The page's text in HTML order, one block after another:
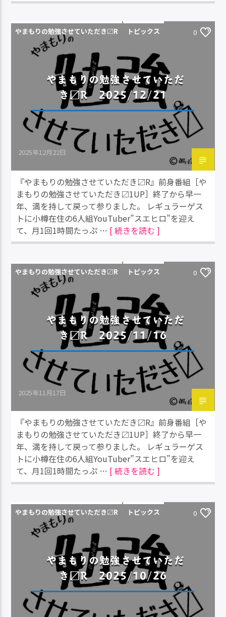
やまもりの勉強させていただき〼R トピックス 0
やまもりの勉強させていただ
き〼R 2025/12/21
2025年12月22日
『やまもりの勉強させていただき〼R』前身番組［や
まもりの勉強させていただき〼1UP］終了から早一
年、満を持して戻って参りました。 レギュラーゲス
トに小樽在住の6人組YouTuber”スエヒロ”を迎え
て、月1回1時間たっぷ … [ 続きを読む ]
やまもりの勉強させていただき〼R トピックス 0
やまもりの勉強させていただ
き〼R 2025/11/16
2025年11月17日
『やまもりの勉強させていただき〼R』前身番組［や
まもりの勉強させていただき〼1UP］終了から早一
年、満を持して戻って参りました。 レギュラーゲス
トに小樽在住の6人組YouTuber”スエヒロ”を迎え
て、月1回1時間たっぷ … [ 続きを読む ]
やまもりの勉強させていただき〼R トピックス 0
やまもりの勉強させていただ
き〼R 2025/10/26